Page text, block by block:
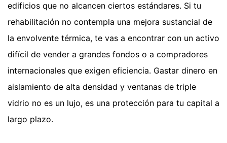
edificios que no alcancen ciertos estándares. Si tu
rehabilitación no contempla una mejora sustancial de
la envolvente térmica, te vas a encontrar con un activo
difícil de vender a grandes fondos o a compradores
internacionales que exigen eficiencia. Gastar dinero en
aislamiento de alta densidad y ventanas de triple
vidrio no es un lujo, es una protección para tu capital a
largo plazo.